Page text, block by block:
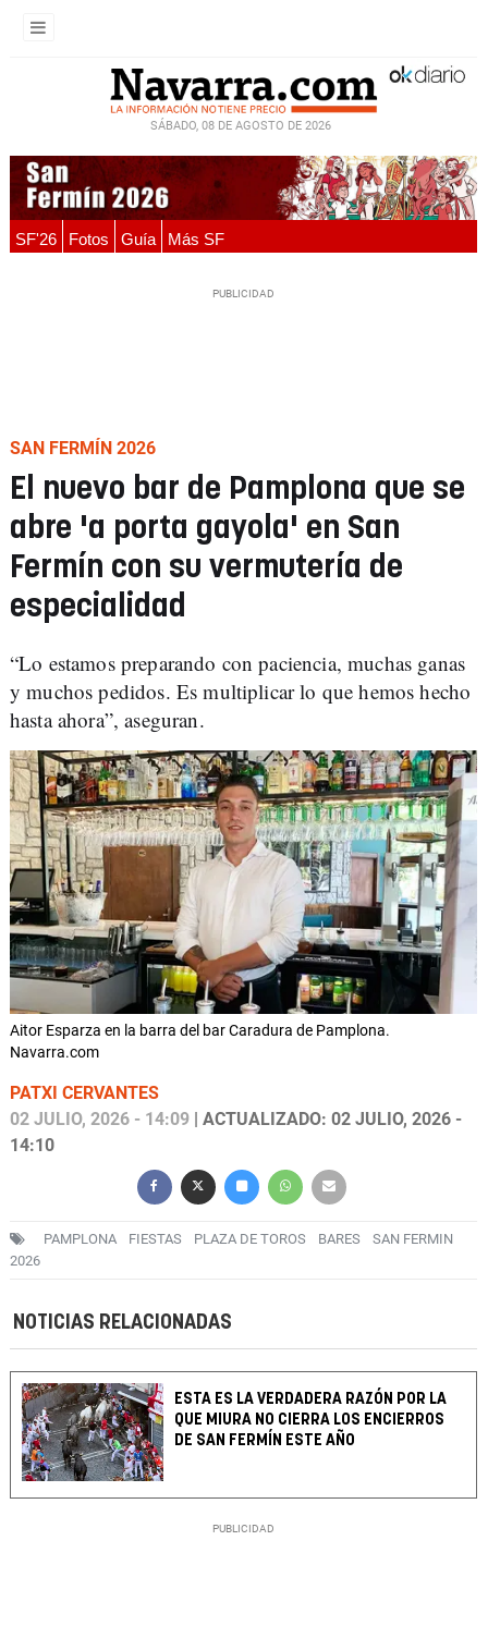
SÁBADO, 08 DE AGOSTO DE 2026
SF'26 Fotos Guía Más SF
SAN FERMÍN 2026
El nuevo bar de Pamplona que se
abre 'a porta gayola' en San
Fermín con su vermutería de
especialidad
“Lo estamos preparando con paciencia, muchas ganas
y muchos pedidos. Es multiplicar lo que hemos hecho
hasta ahora”, aseguran.
Aitor Esparza en la barra del bar Caradura de Pamplona.
Navarra.com
PATXI CERVANTES
02 JULIO, 2026 - 14:09 | ACTUALIZADO: 02 JULIO, 2026 -
14:10
PAMPLONA FIESTAS PLAZA DE TOROS BARES
SAN FERMIN
2026
NOTICIAS RELACIONADAS
ESTA ES LA VERDADERA RAZÓN POR LA
QUE MIURA NO CIERRA LOS ENCIERROS
DE SAN FERMÍN ESTE AÑO